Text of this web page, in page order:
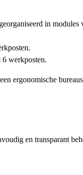
in modules
werkposten.
ergonomische
en transparant